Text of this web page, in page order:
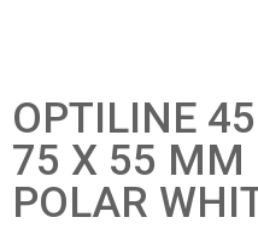
OPTILINE
75 X 55 MM
POLAR